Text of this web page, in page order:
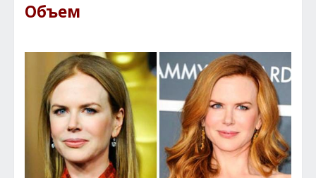
Объем